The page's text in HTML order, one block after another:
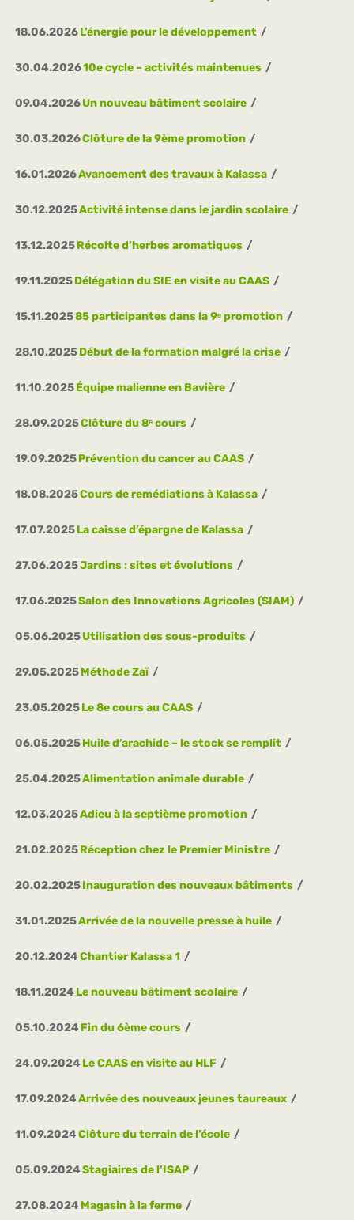
18.06.2026L’énergie pour le développement
30.04.202610e cycle – activités maintenues
09.04.2026Un nouveau bâtiment scolaire
30.03.2026Clôture de la 9ème promotion
16.01.2026Avancement des travaux à Kalassa
30.12.2025Activité intense dans le jardin scolaire
13.12.2025Récolte d’herbes aromatiques
19.11.2025Délégation du SIE en visite au CAAS
15.11.202585 participantes dans la 9ᵉ promotion
28.10.2025Début de la formation malgré la crise
11.10.2025Équipe malienne en Bavière
28.09.2025Clôture du 8ᵉ cours
19.09.2025Prévention du cancer au CAAS
18.08.2025Cours de remédiations à Kalassa
17.07.2025La caisse d’épargne de Kalassa
27.06.2025Jardins : sites et évolutions
17.06.2025Salon des Innovations Agricoles (SIAM)
05.06.2025Utilisation des sous-produits
29.05.2025Méthode Zaï
23.05.2025Le 8e cours au CAAS
06.05.2025Huile d’arachide – le stock se remplit
25.04.2025Alimentation animale durable
12.03.2025Adieu à la septième promotion
21.02.2025Réception chez le Premier Ministre
20.02.2025Inauguration des nouveaux bâtiments
31.01.2025Arrivée de la nouvelle presse à huile
20.12.2024Chantier Kalassa 1
18.11.2024 Le nouveau bâtiment scolaire
05.10.2024 Fin du 6ème cours
24.09.2024 Le CAAS en visite au HLF
17.09.2024Arrivée des nouveaux jeunes taureaux
11.09.2024Clôture du terrain de l’école
05.09.2024Stagiaires de l’ISAP
27.08.2024 Magasin à la ferme